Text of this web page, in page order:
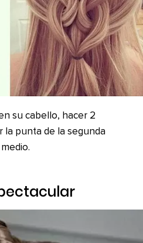
su cabello, hacer 2
la punta de la segunda